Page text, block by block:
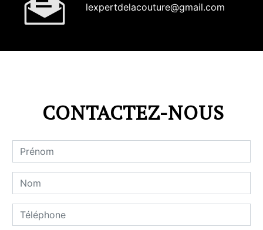
lexpertdelacouture@gmail.com
CONTACTEZ-NOUS